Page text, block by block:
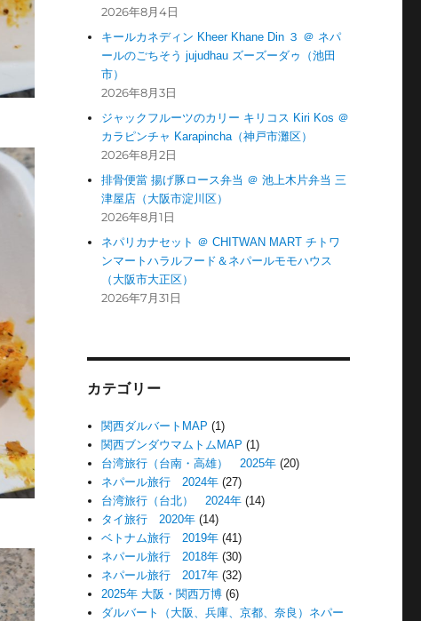
2026年8月4日
キールカネディン Kheer Khane Din ３ ＠ ネパ
ールのごちそう jujudhau ズーズーダゥ（池田
市）
2026年8月3日
ジャックフルーツのカリー キリコス Kiri Kos ＠
カラピンチャ Karapincha（神戸市灘区）
2026年8月2日
排骨便當 揚げ豚ロース弁当 ＠ 池上木片弁当 三
津屋店（大阪市淀川区）
2026年8月1日
ネパリカナセット ＠ CHITWAN MART チトワ
ンマートハラルフード＆ネパールモモハウス
（大阪市大正区）
2026年7月31日
カテゴリー
関西ダルバートMAP (1)
関西ブンダウマムトムMAP (1)
台湾旅行（台南・高雄） 2025年 (20)
ネパール旅行 2024年 (27)
台湾旅行（台北） 2024年 (14)
タイ旅行 2020年 (14)
ベトナム旅行 2019年 (41)
ネパール旅行 2018年 (30)
ネパール旅行 2017年 (32)
2025年 大阪・関西万博 (6)
ダルバート（大阪、兵庫、京都、奈良）ネパー